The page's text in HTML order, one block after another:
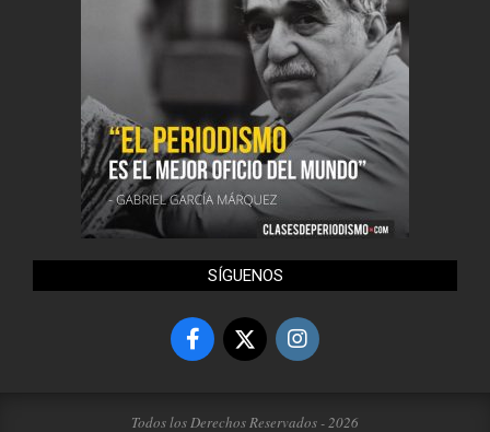
SÍGUENOS
Todos los Derechos Reservados - 2026